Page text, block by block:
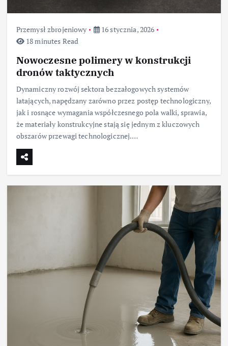
Przemysł zbrojeniowy
16 stycznia, 2026
18 minutes Read
Nowoczesne polimery w konstrukcji
dronów taktycznych
Dynamiczny rozwój sektora bezzałogowych systemów
latających, napędzany zarówno przez postęp technologiczny,
jak i rosnące wymagania współczesnego pola walki, sprawia,
że materiały konstrukcyjne stają się jednym z kluczowych
obszarów przewagi technologicznej.…